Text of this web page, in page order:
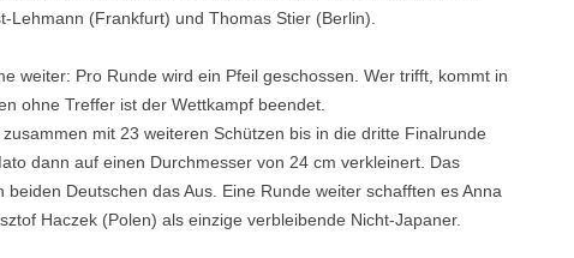
Lehmann (Frankfurt) und Thomas Stier (Berlin).
weiter: Pro Runde wird ein Pfeil geschossen. Wer trifft, kommt in
ohne Treffer ist der Wettkampf beendet.
mit 23 weiteren Schützen bis in die dritte Finalrunde
dann auf einen Durchmesser von 24 cm verkleinert. Das
Deutschen das Aus. Eine Runde weiter schafften es Anna
Haczek (Polen) als einzige verbleibende Nicht-Japaner.